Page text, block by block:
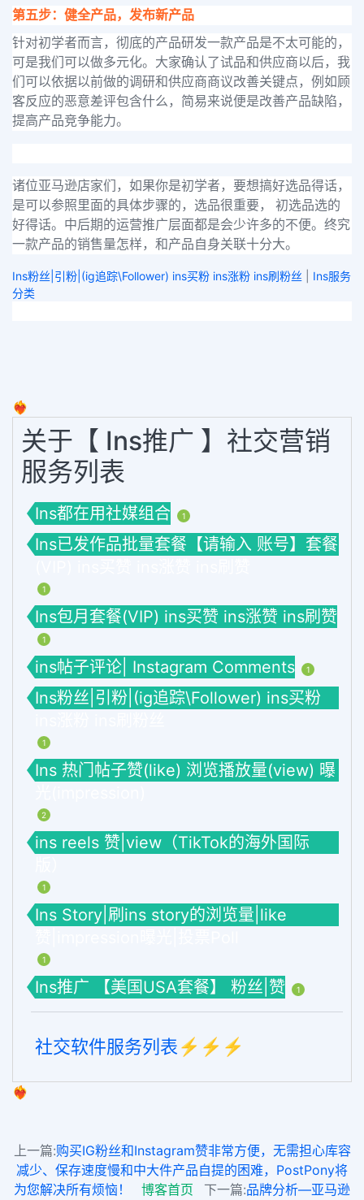
第五步：健全产品，发布新产品
针对初学者而言，彻底的产品研发一款产品是不太可能的，
可是我们可以做多元化。大家确认了试品和供应商以后，我
们可以依据以前做的调研和供应商商议改善关键点，例如顾
客反应的恶意差评包含什么，简易来说便是改善产品缺陷，
提高产品竞争能力。
诸位亚马逊店家们，如果你是初学者，要想搞好选品得话，
是可以参照里面的具体步骤的，选品很重要， 初选品选的
好得话。中后期的运营推广层面都是会少许多的不便。终究
一款产品的销售量怎样，和产品自身关联十分大。
Ins粉丝|引粉|(ig追踪\Follower) ins买粉 ins涨粉 ins刷粉丝
Ins服务
分类
❤️‍🔥
关于【 Ins推广 】社交营销
服务列表
Ins都在用社媒组合 1
Ins已发作品批量套餐【请输入 账号】套餐
1
Ins包月套餐(VIP) ins买赞 ins涨赞 ins刷赞
1
ins帖子评论| Instagram Comments 1
Ins粉丝|引粉|(ig追踪\Follower) ins买粉
1
Ins 热门帖子赞(like) 浏览播放量(view) 曝
2
ins reels 赞|view（TikTok的海外国际
1
Ins Story|刷ins story的浏览量|like
1
Ins推广 【美国USA套餐】 粉丝|赞 1
社交软件服务列表⚡️⚡️⚡️
❤️‍🔥
上一篇:购买IG粉丝和Instagram赞非常方便，无需担心库容
减少、保存速度慢和中大件产品自提的困难，PostPony将
为您解决所有烦恼！
博客首页 下一篇:品牌分析—亚马逊